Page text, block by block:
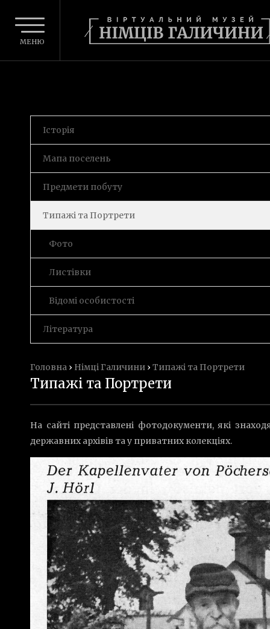
МЕНЮ
Історія
Мапа поселень
Предмети побуту
Типажі та Портрети
Фото
Листівки
Відомі особистості
Література
Головна › Німці Галичини › Типажі та Портрети
Типажі та Портрети
На сайті представлені фотодокументи, які
державних архівів та у приватних колекціях.